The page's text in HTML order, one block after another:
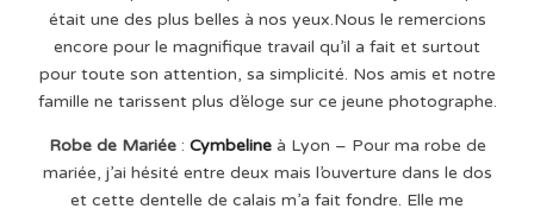
était une des plus belles à nos yeux.Nous le remercions
encore pour le magnifique travail qu’il a fait et surtout
pour toute son attention, sa simplicité. Nos amis et notre
famille ne tarissent plus d’éloge sur ce jeune photographe.
Robe de Mariée: Cymbelineà Lyon – Pour ma robe de
mariée, j’ai hésité entre deux mais l’ouverture dans le dos
et cette dentelle de calais m’a fait fondre. Elle me